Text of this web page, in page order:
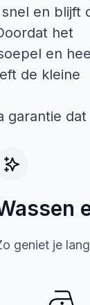
en blijft
het
en
de kleine
garantie dat
geniet je